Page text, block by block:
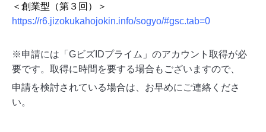
＜創業型（第３回）＞
https://r6.jizokukahojokin.info/sogyo/#gsc.tab=0
※申請には「GビズIDプライム」のアカウント取得が必
要です。取得に時間を要する場合もございますので、
申請を検討されている場合は、お早めにご連絡くださ
い。